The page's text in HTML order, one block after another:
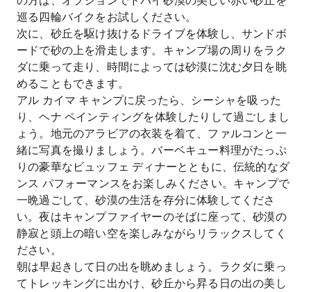
巡る四輪バイクをお試しください。
次に、砂丘を駆け抜けるドライブを体験し、サンドボ
ードで砂の上を滑走します。キャンプ場の周りをラク
ダに乗って走り、時間によっては砂漠に沈む夕日を眺
めることもできます。
アル カイマ キャンプに戻ったら、シーシャを吸った
り、ヘナ ペインティングを体験したりして過ごしまし
ょう。地元のアラビアの衣装を着て、ファルコンと一
緒に写真を撮りましょう。バーベキュー料理がたっぷ
りの豪華なビュッフェ ディナーとともに、伝統的なダ
ンス パフォーマンスをお楽しみください。キャンプで
一晩過ごして、砂漠の生活を存分に体験してくださ
い。夜はキャンプファイヤーのそばに座って、砂漠の
静寂と頭上の暗い空を楽しみながらリラックスしてく
ださい。
朝は早起きして日の出を眺めましょう。ラクダに乗っ
てトレッキングに出かけ、砂丘から昇る日の出の美し